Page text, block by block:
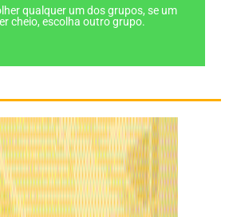
qualquer um dos grupos, se um
cheio, escolha outro grupo.